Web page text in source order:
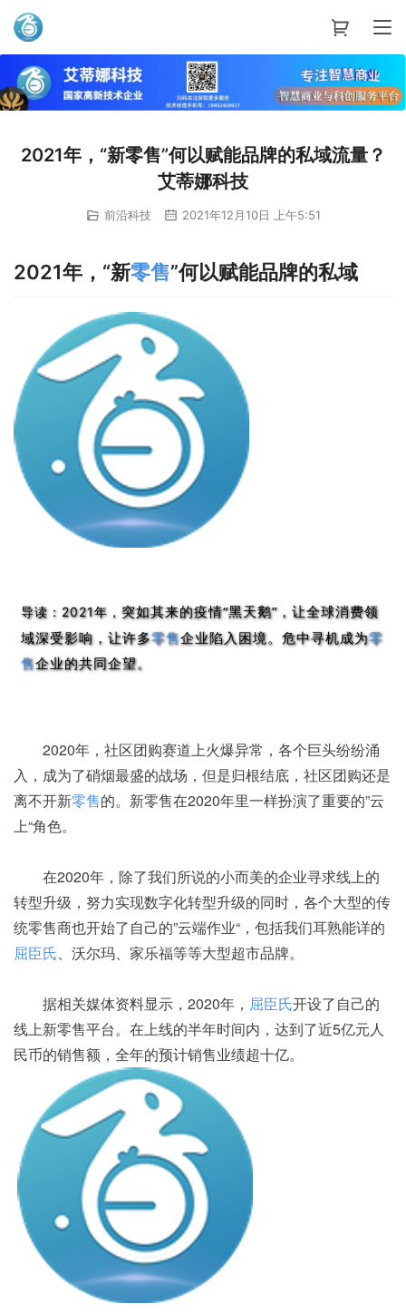
艾蒂娜科技
2021年，“新零售”何以赋能品牌的私域流量？
艾蒂娜科技
前沿科技 2021年12月10日 上午5:51
2021年，“新零售”何以赋能品牌的私域
导读：2021年， 突如其来的疫情“黑天鹅”，让全球消费领
域深受影响，让许多零售企业陷入困境。危中寻机成为零
售企业的共同企望。
2020年，社区团购赛道上火爆异常，各个巨头纷纷涌
入，成为了硝烟最盛的战场，但是归根结底，社区团购还是
离不开新零售的。新零售在2020年里一样扮演了重要的”云
上“角色。
在2020年，除了我们所说的小而美的企业寻求线上的
转型升级，努力实现数字化转型升级的同时，各个大型的传
统零售商也开始了自己的”云端作业“，包括我们耳熟能详的
屈臣氏、沃尔玛、家乐福等等大型超市品牌。
据相关媒体资料显示，2020年， 屈臣氏开设了自己的
线上新零售平台。在上线的半年时间内，达到了近5亿元人
民币的销售额，全年的预计销售业绩超十亿。